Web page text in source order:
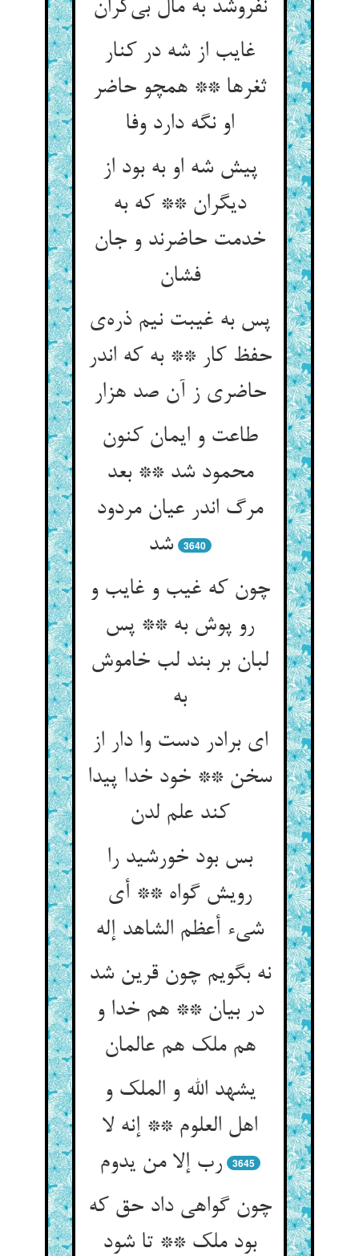
نفروشد به مال بی‌‌کران‌‌
غایب از شه در کنار
ثغرها ** همچو حاضر
او نگه دارد وفا
پیش شه او به بود از
دیگران ** که به
خدمت حاضرند و جان
فشان‌‌
پس به غیبت نیم ذره‌‌ی
حفظ کار ** به که اندر
حاضری ز آن صد هزار
طاعت و ایمان کنون
محمود شد ** بعد
مرگ اندر عیان مردود
شد
3640
چون که غیب و غایب و
رو پوش به ** پس
لبان بر بند لب خاموش
ای برادر دست وا دار از
سخن ** خود خدا پیدا
بس بود خورشید را
رویش گواه ** أی
نه بگویم چون قرین شد
در بیان ** هم خدا و
هم ملک هم عالمان‌‌
یشهد الله و الملک و
اهل العلوم ** إنه لا
رب إلا من یدوم‌‌
3645
چون گواهی داد حق که
بود ملک ** تا شود